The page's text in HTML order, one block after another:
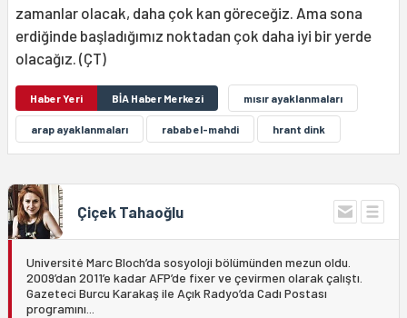
zamanlar olacak, daha çok kan göreceğiz. Ama sona
erdiğinde başladığımız noktadan çok daha iyi bir yerde
olacağız. (ÇT)
Haber Yeri BİA Haber Merkezi mısır ayaklanmaları
arap ayaklanmaları rabab el-mahdi hrant dink
Çiçek Tahaoğlu
Université Marc Bloch’da sosyoloji bölümünden mezun oldu.
2009’dan 2011’e kadar AFP’de fixer ve çevirmen olarak çalıştı.
Gazeteci Burcu Karakaş ile Açık Radyo’da Cadı Postası
programını...